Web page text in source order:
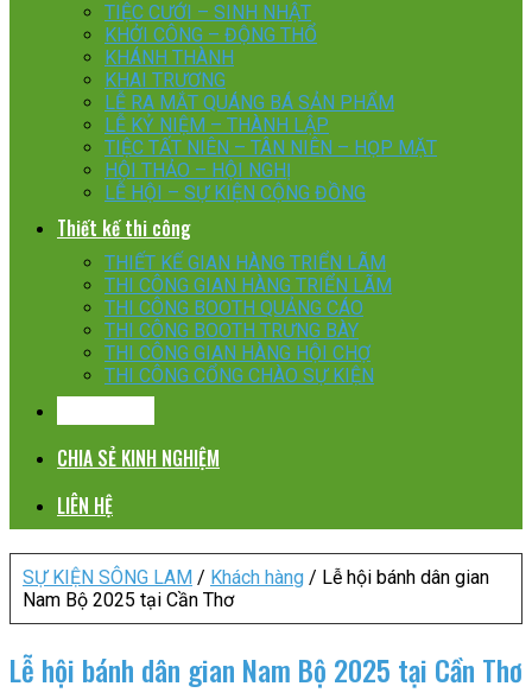
TIỆC CƯỚI – SINH NHẬT
KHỞI CÔNG – ĐỘNG THỔ
KHÁNH THÀNH
KHAI TRƯƠNG
LỄ RA MẮT QUÁNG BÁ SẢN PHẨM
LỄ KỶ NIỆM – THÀNH LẬP
TIỆC TẤT NIÊN – TÂN NIÊN – HỌP MẶT
HỘI THẢO – HỘI NGHỊ
LỄ HỘI – SỰ KIỆN CỘNG ĐỒNG
Thiết kế thi công
THIẾT KẾ GIAN HÀNG TRIỂN LÃM
THI CÔNG GIAN HÀNG TRIỂN LÃM
THI CÔNG BOOTH QUẢNG CÁO
THI CÔNG BOOTH TRƯNG BÀY
THI CÔNG GIAN HÀNG HỘI CHỢ
THI CÔNG CỔNG CHÀO SỰ KIỆN
CHIA SẺ KINH NGHIỆM
LIÊN HỆ
SỰ KIỆN SÔNG LAM / Khách hàng / Lễ hội bánh dân gian
Nam Bộ 2025 tại Cần Thơ
Lễ hội bánh dân gian Nam Bộ 2025 tại Cần Thơ